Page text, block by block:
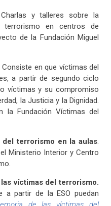
Charlas y talleres sobre la
en centros de
de la Fundación Miguel
Consiste en que víctimas del
a partir de segundo ciclo
víctimas y su compromiso
la Justicia y la Dignidad.
la Fundación Víctimas del
terrorismo en la aulas.
Ministerio Interior y Centro
víctimas del terrorismo.
a partir de la ESO puedan